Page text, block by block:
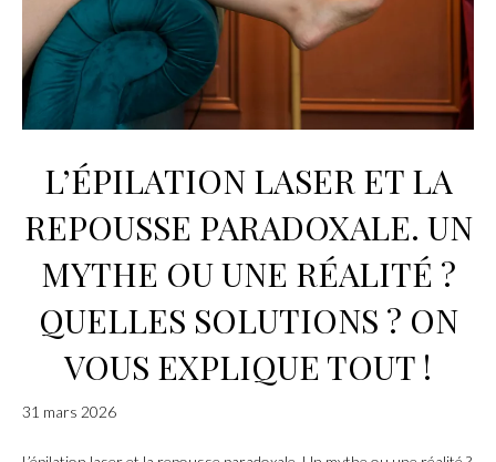
L’ÉPILATION LASER ET LA
REPOUSSE PARADOXALE. UN
MYTHE OU UNE RÉALITÉ ?
QUELLES SOLUTIONS ? ON
VOUS EXPLIQUE TOUT !
31 mars 2026